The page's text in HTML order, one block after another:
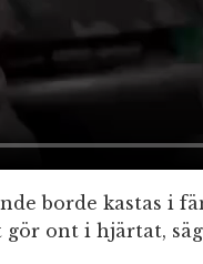
borde kastas i
ont i hjärtat,